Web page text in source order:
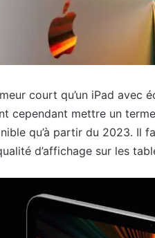
court qu’un iPad avec
cependant mettre un
qu’à partir du 2023. Il
d’affichage sur les